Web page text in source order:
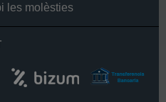
les molèsties